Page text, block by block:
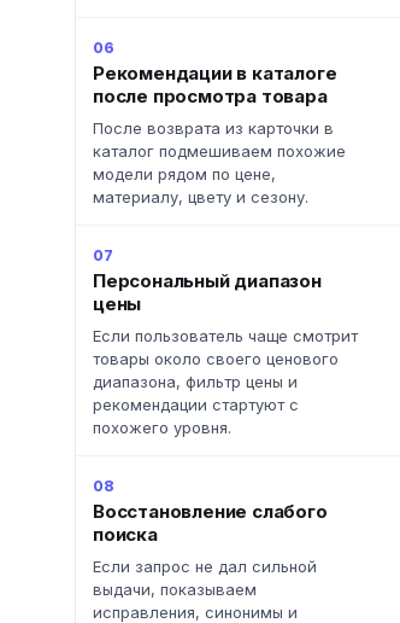
06
Рекомендации в каталоге
после просмотра товара
После возврата из карточки в
каталог подмешиваем похожие
модели рядом по цене,
материалу, цвету и сезону.
07
Персональный диапазон
цены
Если пользователь чаще смотрит
товары около своего ценового
диапазона, фильтр цены и
рекомендации стартуют с
похожего уровня.
08
Восстановление слабого
поиска
Если запрос не дал сильной
выдачи, показываем
исправления, синонимы и